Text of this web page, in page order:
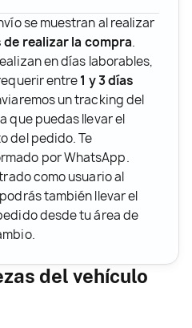
se muestran al realizar
de realizar la compra.
en días laborables,
entre1 y 3 días
un tracking del
que puedas llevar el
del pedido. Te
por WhatsApp.
como usuario al
también llevar el
desde tu área de
del vehículo